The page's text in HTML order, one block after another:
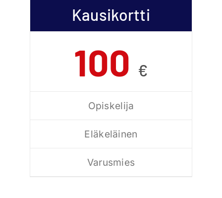
Kausikortti
100 €
Opiskelija
Eläkeläinen
Varusmies